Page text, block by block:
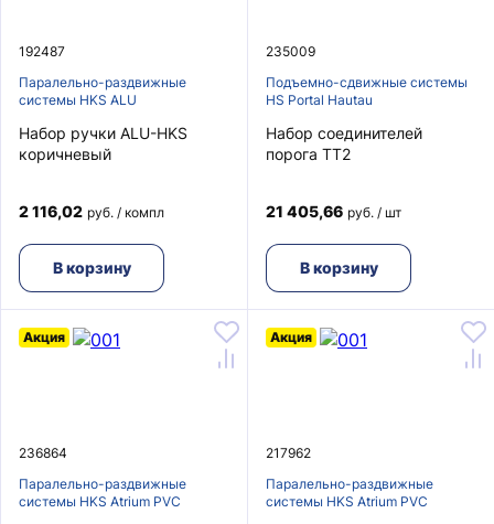
192487
Паралельно-раздвижные
системы HKS ALU
Набор ручки ALU-HKS
коричневый
2 116,02 руб. / компл
В корзину
235009
Подъемно-сдвижные системы
HS Portal Hautau
Набор соединителей
порога TT2
21 405,66 руб. / шт
В корзину
236864
Паралельно-раздвижные
системы HKS Atrium PVC
Акция
217962
Паралельно-раздвижные
системы HKS Atrium PVC
Акция